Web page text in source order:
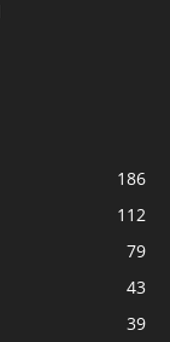
186
112
79
43
39